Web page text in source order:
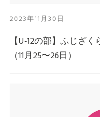
2023年11月30日
【U-12の部】ふじざ
（11月25〜26日）